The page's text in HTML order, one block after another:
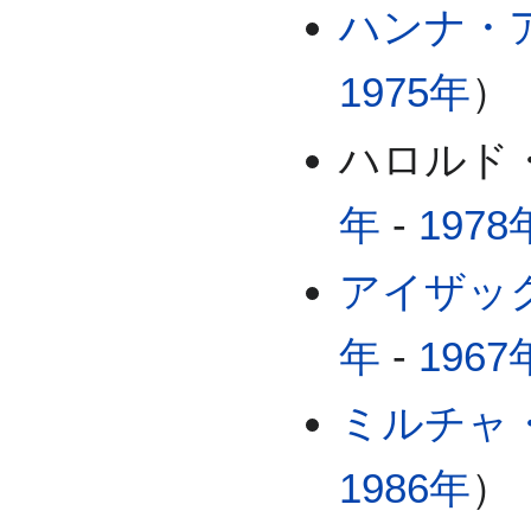
ハンナ・
1975年）
ハロルド
年 - 1978
アイザッ
年 - 1967
ミルチャ
1986年）